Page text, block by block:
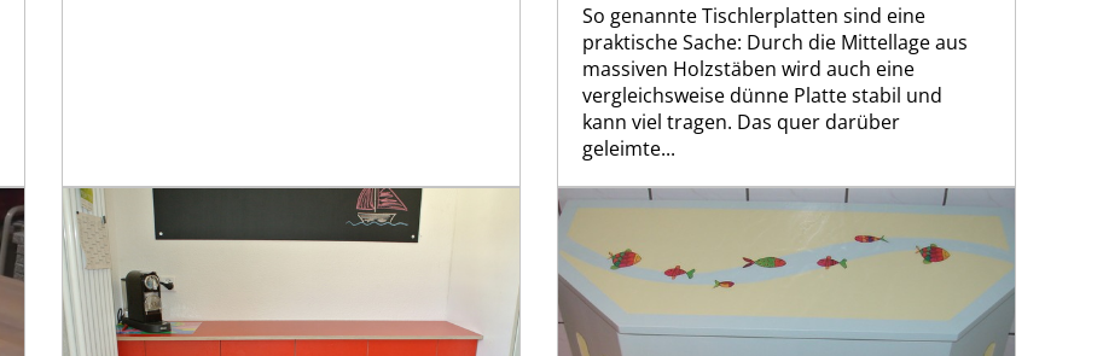
So genannte Tischlerplatten sind eine
praktische Sache: Durch die Mittellage aus
massiven Holzstäben wird auch eine
vergleichsweise dünne Platte stabil und
kann viel tragen. Das quer darüber
geleimte...